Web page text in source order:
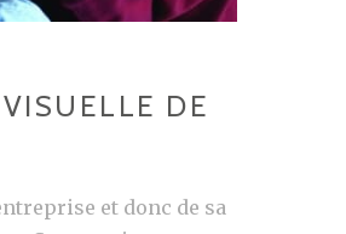
DE
et donc de sa